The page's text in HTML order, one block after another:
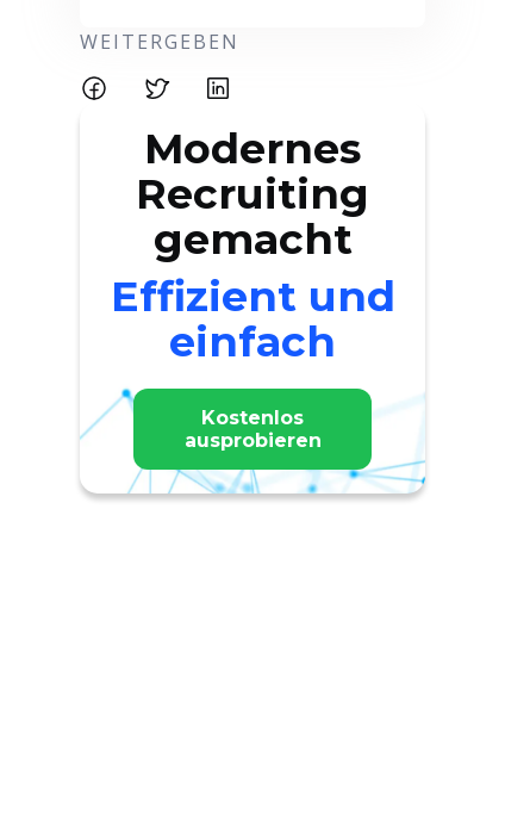
WEITERGEBEN
Modernes
Recruiting
gemacht
Effizient und
einfach
Kostenlos
ausprobieren